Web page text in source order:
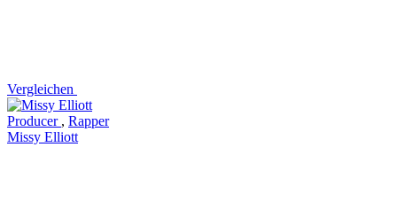
Vergleichen
Producer , Rapper
Missy Elliott